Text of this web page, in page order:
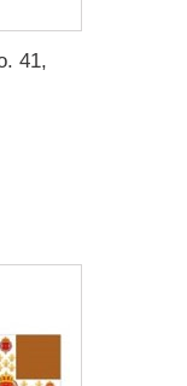
41,